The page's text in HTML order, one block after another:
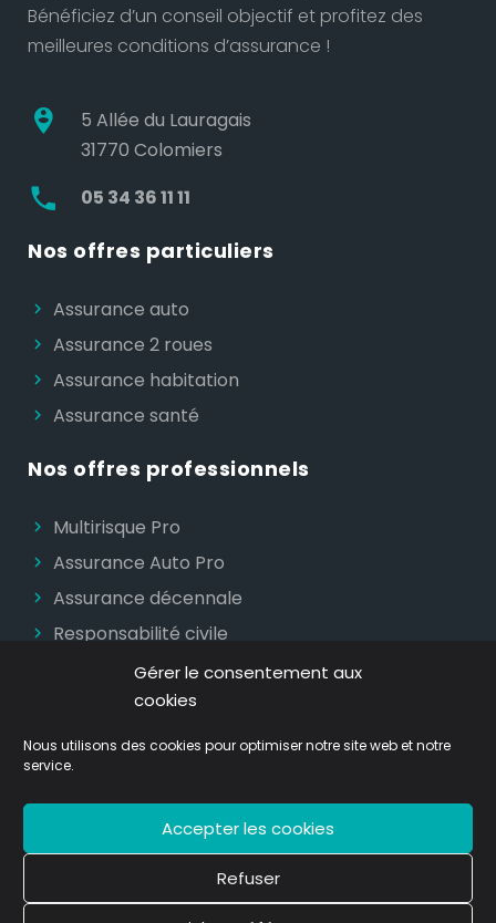
Gérer le consentement aux
cookies
Nous utilisons des cookies pour optimiser notre site web et notre
service.
Accepter les cookies
Refuser
Bénéficiez d’un conseil objectif et profitez des
meilleures conditions d’assurance !
5 Allée du Lauragais
31770 Colomiers
05 34 36 11 11
Nos offres particuliers
Assurance auto
Assurance 2 roues
Assurance habitation
Assurance santé
Nos offres professionnels
Multirisque Pro
Assurance Auto Pro
Assurance décennale
Responsabilité civile
légales|Contactez-nous|Politique des cookies|
Résilier votre contrat